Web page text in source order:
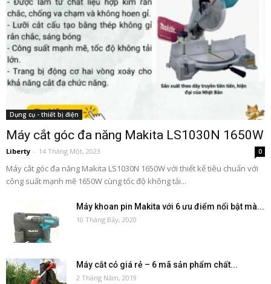
Dụng cụ - thiết bị điện
Máy cắt góc đa năng Makita LS1030N 1650W
Liberty - 14 Tháng Một, 2023 0
Máy cắt góc đa năng Makita LS1030N 1650W với thiết kế tiêu chuẩn với
công suất mạnh mẽ 1650W cùng tốc độ không tải...
Máy khoan pin Makita với 6 ưu điểm nổi bật mà...
10 Tháng Bảy, 2020
Máy cắt cỏ giá rẻ – 6 mã sản phẩm chất...
2 Tháng Năm, 2019